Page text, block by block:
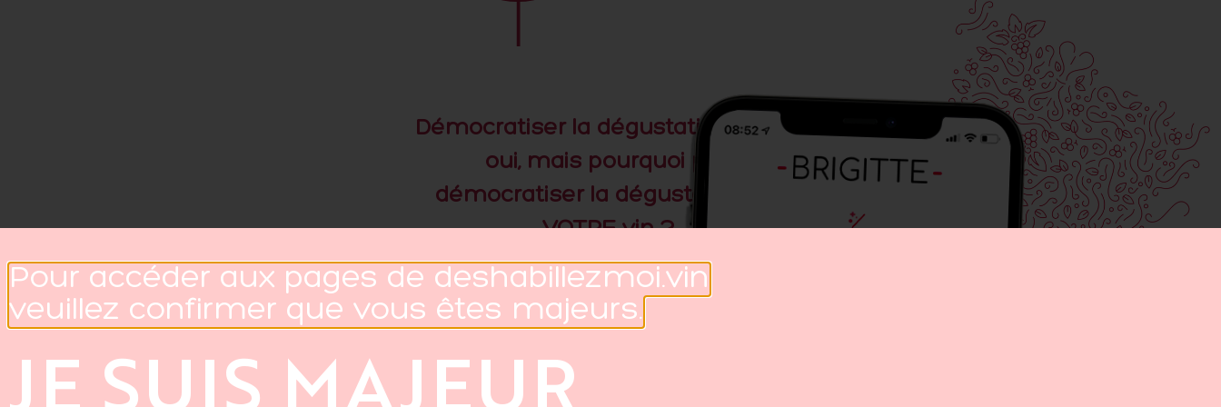
Démocratiser la dégustation du vin
oui, mais pourquoi pas
démocratiser la dégustation de
VOTREvin ?
Pour accéder aux pages de deshabillezmoi.vin
veuillez confirmer que vous êtes majeurs.
JE SUIS MAJEUR